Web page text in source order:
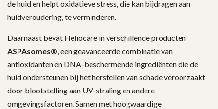
de huid en helpt oxidatieve stress, die kan bijdragen aan
huidveroudering, te verminderen.
Daarnaast bevat Heliocare in verschillende producten
ASPAsomes®, een geavanceerde combinatie van
antioxidanten en DNA-beschermende ingrediënten die de
huid ondersteunen bij het herstellen van schade veroorzaakt
door blootstelling aan UV-straling en andere
omgevingsfactoren. Samen met hoogwaardige